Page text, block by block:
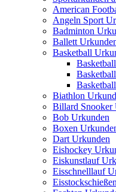
American
Angeln Sport
Badminton
Ballett
Basketball
Biathlon
Billard Snooker
Bob Urkunden
Boxen
Dart Urkunden
Eishockey
Eiskunstlauf
Eisschnelllauf